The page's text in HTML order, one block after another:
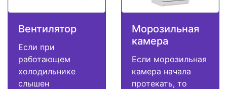
Вентилятор
Если при
работающем
холодильнике
слышен
Морозильная
камера
Если морозильная
камера начала
протекать, то